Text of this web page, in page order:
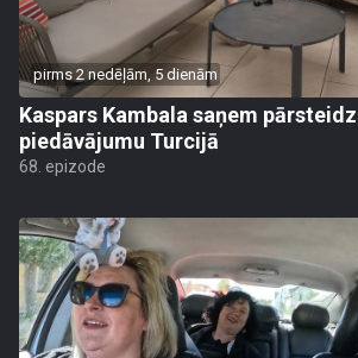
pirms 2 nedēļām, 5 dienām
Kaspars Kambala saņem
piedāvājumu Turcijā
68. epizode